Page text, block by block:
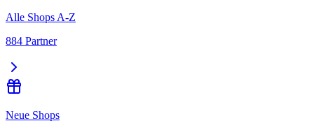
Alle Shops A-Z
884 Partner
Neue Shops